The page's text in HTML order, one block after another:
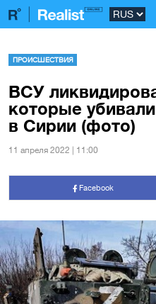
ПРОИСШЕСТВИЯ
ВСУ
которые
в Сирии (фото)
11 апреля 2022 | 11:00
Facebook